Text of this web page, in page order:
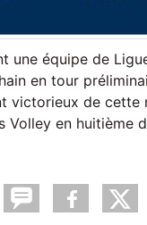
une équipe de
en tour
victorieux de cette
Volley en huitième